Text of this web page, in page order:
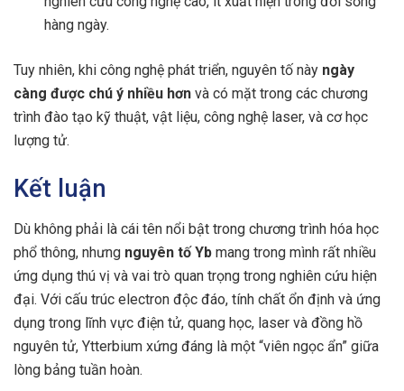
hàng ngày.
Tuy nhiên, khi công nghệ phát triển, nguyên tố này ngày
càng được chú ý nhiều hơn và có mặt trong các chương
trình đào tạo kỹ thuật, vật liệu, công nghệ laser, và cơ học
lượng tử.
Kết luận
Dù không phải là cái tên nổi bật trong chương trình hóa học
phổ thông, nhưng nguyên tố Yb mang trong mình rất nhiều
ứng dụng thú vị và vai trò quan trọng trong nghiên cứu hiện
đại. Với cấu trúc electron độc đáo, tính chất ổn định và ứng
dụng trong lĩnh vực điện tử, quang học, laser và đồng hồ
nguyên tử, Ytterbium xứng đáng là một “viên ngọc ẩn” giữa
lòng bảng tuần hoàn.